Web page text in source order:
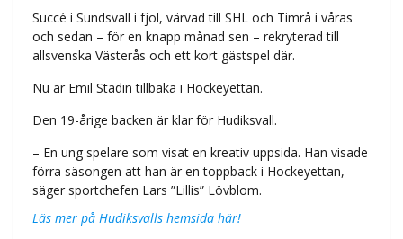
Succé i Sundsvall i fjol, värvad till SHL och Timrå i våras
och sedan – för en knapp månad sen – rekryterad till
allsvenska Västerås och ett kort gästspel där.
Nu är Emil Stadin tillbaka i Hockeyettan.
Den 19-årige backen är klar för Hudiksvall.
– En ung spelare som visat en kreativ uppsida. Han visade
förra säsongen att han är en toppback i Hockeyettan,
säger sportchefen Lars ”Lillis” Lövblom.
Läs mer på Hudiksvalls hemsida här!